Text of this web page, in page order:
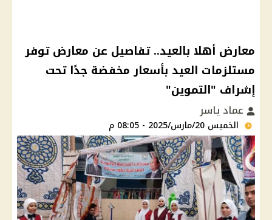
معارض أهلا بالعيد.. تفاصيل عن معارض توفر
مستلزمات العيد بأسعار مخفضة جدًا تحت
إشراف "التموين"
عماد ياسر
الخميس 20/مارس/2025 - 08:05 م